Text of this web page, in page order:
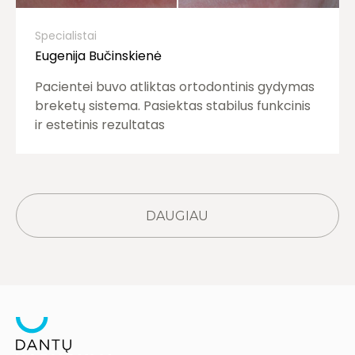
Specialistai
Eugenija Bučinskienė
Pacientei buvo atliktas ortodontinis gydymas
breketų sistema. Pasiektas stabilus funkcinis
ir estetinis rezultatas
DAUGIAU